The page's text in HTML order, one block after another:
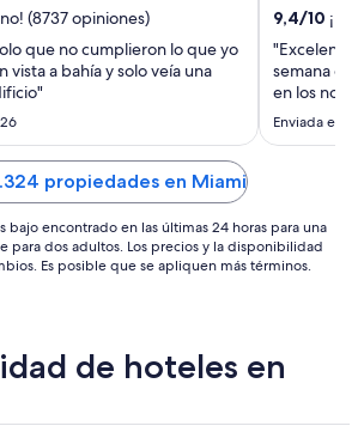
noche
es
(8737 opiniones)
que no cumplieron lo que yo
a bahía y solo veía una
9,4/10
"Excelente
semana
en los no
Enviada el 4
propiedades en Miami
bajo encontrado en las últimas 24 horas para una
para dos adultos. Los precios y la disponibilidad
Es posible que se apliquen más términos.
de hoteles en